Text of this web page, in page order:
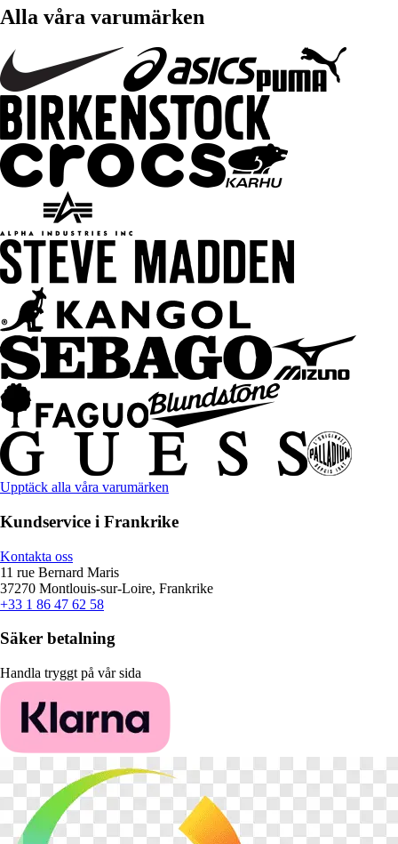
Alla våra varumärken
Upptäck alla våra varumärken
Kundservice i Frankrike
Kontakta oss
11 rue Bernard Maris
37270 Montlouis-sur-Loire, Frankrike
+33 1 86 47 62 58
Säker betalning
Handla tryggt på vår sida